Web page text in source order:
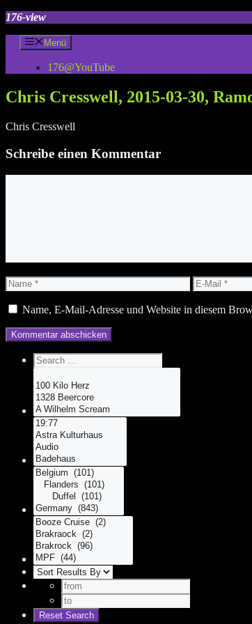
Zum
springen
176-view
Menü
176@YouTube
Chris Cresswell, 2015-03-30,
Chris Cresswell
Schreibe einen Kommentar
Name
E-
Mail
Name, E-Mail-Adresse und Website in diesem